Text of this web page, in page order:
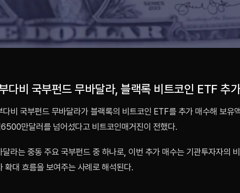
다비 국부펀드 무바달라, 블랙록 비트코인 ETF 추
다비 국부펀드 무바달라가 블랙록의 비트코인 ETF를 추가 매수해 보유
만달러를 넘어섰다고 비트코인매거진이 전했다.
달라는 중동 주요 국부펀드 중 하나로, 이번 추가 매수는 기관투자자의
확대 흐름을 보여주는 사례로 해석된다.